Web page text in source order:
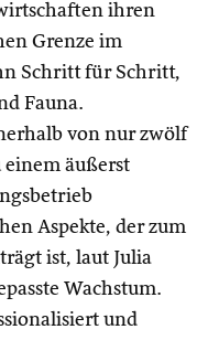
ihren
Grenze im
Schritt für Schritt,
Fauna.
von nur zwölf
einem äußerst
Aspekte, der zum
ist, laut Julia
Wachstum.
und